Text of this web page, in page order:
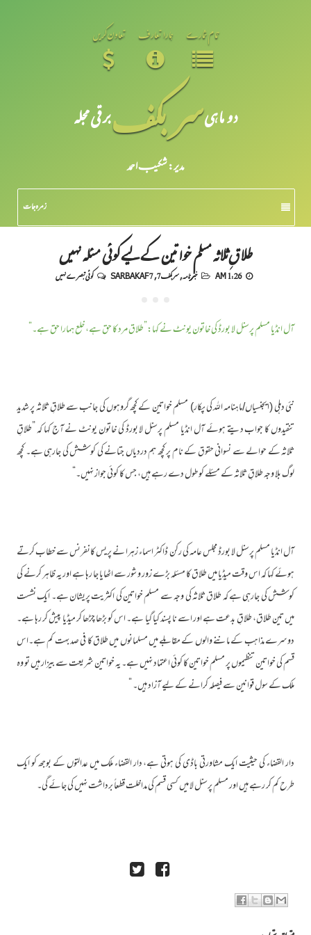
تمام شمارے ہمارا تعارف تعاون کریں
دو ماہیسر بکفبرقی مجلہ
مدیر: شکیبـ احمد
زمرہ جات
طلاقِ ثلاثہ مسلم خواتین کے لیے کوئی مسئلہ نہیں
1:26 AM خبرنامہ,سربکف7 ,
SARBAKAF 7 کوئی تبصرے نہیں
آل انڈیا مسلم پرسنل لا بورڈ کی خاتون یونٹ نے کہا:”طلاق مرد کا حق ہے، خلع ہمارا حق ہے۔“
نئی دہلی (ایجنسیاں/ماہنامہ اللہ کی پکار) مسلم خواتین کے کچھ گروہوں کی جانب سے طلاقِ ثلاثہ پر شدید
تنقیدوں کا جواب دیتے ہوئے آل انڈیا مسلم پرسنل لا بورڈ کی خاتون یونٹ نے آج کہا کہ ”طلاقِ
ثلاثہ کے حوالے سے نسوانی حقوق کے نام پر کچھ ہم دردیاں جتانے کی کوشش کی جارہی ہے۔ کچھ
لوگ بلا وجہ طلاقِ ثلاثہ کے مسئلے کو طول دے رہے ہیں، جس کا کوئی جواز نہیں۔“
آل انڈیا مسلم پرسنل لا بورڈ مجلس عامہ کی رکن ڈاکٹر اسماء زہرا نے پریس کانفرنس سے خطاب کرتے
ہوئے کہا کہ اس وقت میڈیا میں طلاق کا مسئلہ بڑے زور و شور سے اٹھایا جا رہا ہے اور یہ ظاہر کرنے کی
کوشش کی جارہی ہے کہ طلاق ثلاثہ کی وجہ سے مسلم خواتین کی اکثریت پریشان ہے۔ ایک نشست
میں تین طلاق، طلاقِ بدعت ہے اور اسے نا پسند کیا گیا ہے۔ اس کو بڑھا چڑھا کر میڈیا پیش کر رہا ہے۔
دوسرے مذاہب کے ماننے والوں کے مقابلے میں مسلمانوں میں طلاق کا فی صد بہت کم ہے۔اس
قسم کی خواتین تنظیموں پر مسلم خواتین کا کوئی اعتماد نہیں ہے۔ یہ خواتین شریعت سے بیزار ہیں تو وہ
ملک کے سول قوانین سے فیصلہ کرانے کے لیے آزاد ہیں۔ “
دار القضاء کی حیثیت ایک مشاورتی باڈی کی ہوتی ہے، دار القضاء ملک میں عدالتوں کے بوجھ کو ایک
طرح کم کر رہے ہیں اور مسلم پرسنل لا میں کسی قسم کی مداخلت قطعاً برداشت نہیں کی جائے گی۔